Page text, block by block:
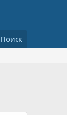
Поиск